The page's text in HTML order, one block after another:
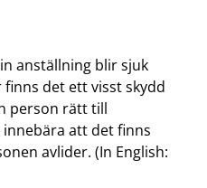
anställning blir sjuk
det ett visst skydd
person rätt till
innebära att det finns
avlider. (In English: